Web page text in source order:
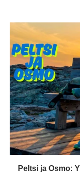
Peltsi ja Osmo: